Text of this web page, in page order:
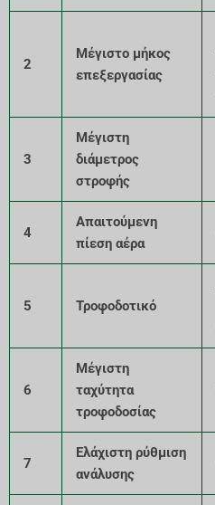
2
Μέγιστο μήκος
επεξεργασίας
3
Μέγιστη
διάμετρος
στροφής
4
Απαιτούμενη
πίεση αέρα
5 Τροφοδοτικό
6
Μέγιστη
ταχύτητα
τροφοδοσίας
7
Ελάχιστη ρύθμιση
ανάλυσης